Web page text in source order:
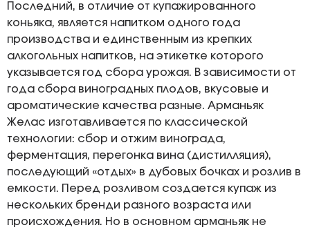
Последний, в отличие от купажированного
коньяка, является напитком одного года
производства и единственным из крепких
алкогольных напитков, на этикетке которого
указывается год сбора урожая. В зависимости от
года сбора виноградных плодов, вкусовые и
ароматические качества разные. Арманьяк
Желас изготавливается по классической
технологии: сбор и отжим винограда,
ферментация, перегонка вина (дистилляция),
последующий «отдых» в дубовых бочках и розлив в
емкости. Перед розливом создается купаж из
нескольких бренди разного возраста или
происхождения. Но в основном арманьяк не